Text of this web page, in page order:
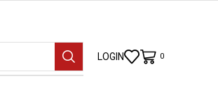
LOGIN 0